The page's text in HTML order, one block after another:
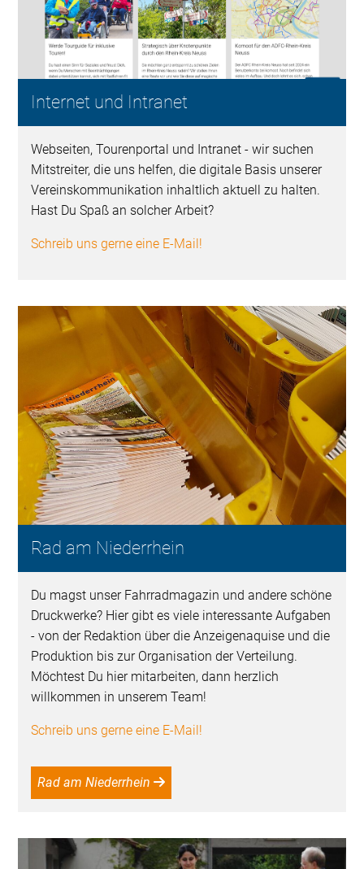
Internet und Intranet
Webseiten, Tourenportal und Intranet - wir suchen
Mitstreiter, die uns helfen, die digitale Basis unserer
Vereinskommunikation inhaltlich aktuell zu halten.
Hast Du Spaß an solcher Arbeit?
Schreib uns gerne eine E-Mail!
Rad am Niederrhein
Du magst unser Fahrradmagazin und andere schöne
Druckwerke? Hier gibt es viele interessante Aufgaben
- von der Redaktion über die Anzeigenaquise und die
Produktion bis zur Organisation der Verteilung.
Möchtest Du hier mitarbeiten, dann herzlich
willkommen in unserem Team!
Schreib uns gerne eine E-Mail!
Rad am Niederrhein